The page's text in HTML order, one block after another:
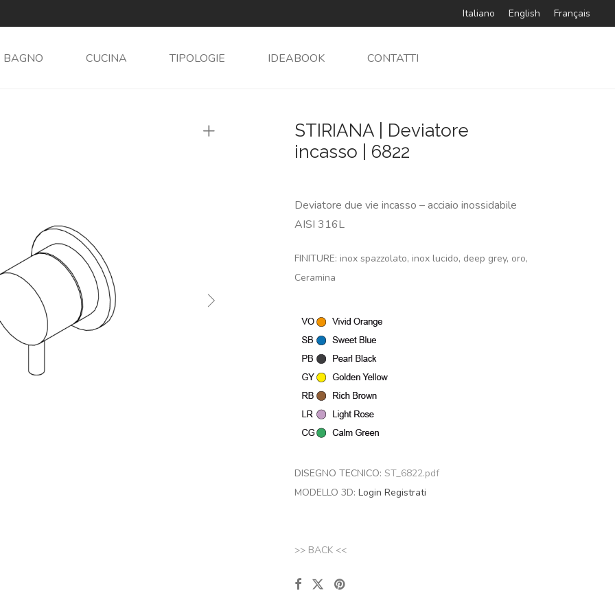
Italiano English Français
BAGNO CUCINA TIPOLOGIE IDEABOOK CONTATTI
STIRIANA | Deviatore
incasso | 6822
Deviatore due vie incasso – acciaio inossidabile
AISI 316L
FINITURE: inox spazzolato, inox lucido, deep grey, oro,
Ceramina
DISEGNO TECNICO: ST_6822.pdf
MODELLO 3D: Login Registrati
>> BACK <<